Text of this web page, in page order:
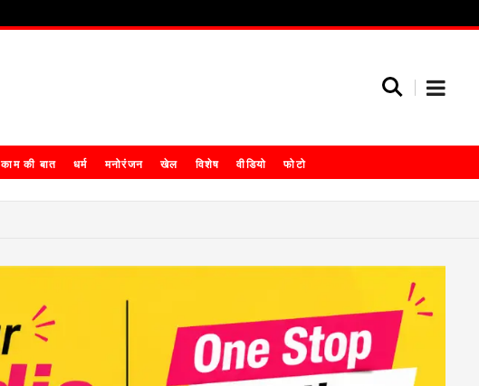
काम की बात धर्म मनोरंजन खेल विशेष वीडियो फोटो